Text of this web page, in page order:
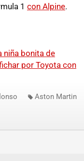
1 con Alpine.
niña bonita de
por Toyota con
Aston Martin